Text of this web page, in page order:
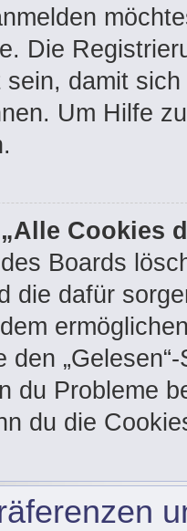
Die
damit
Um Hilfe
Cookies
Boards
die dafür
den
du Probleme
du die